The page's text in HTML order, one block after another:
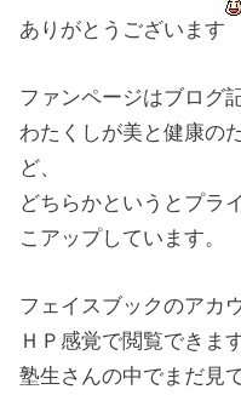
ありがとうございます
ファンページはブログ
わたくしが美と健康の
ど、
どちらかというとプラ
こアップしています。
フェイスブックのアカ
ＨＰ感覚で閲覧できま
塾生さんの中でまだ見